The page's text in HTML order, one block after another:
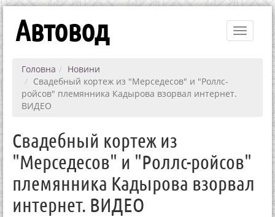
Toggle
Автовод
Головна
Новини
Свадебный кортеж из "Мерседесов" и "Роллс-
ройсов" племянника Кадырова взорвал интернет.
ВИДЕО
Свадебный кортеж из
"Мерседесов" и "Роллс-ройсов"
племянника Кадырова взорвал
интернет. ВИДЕО